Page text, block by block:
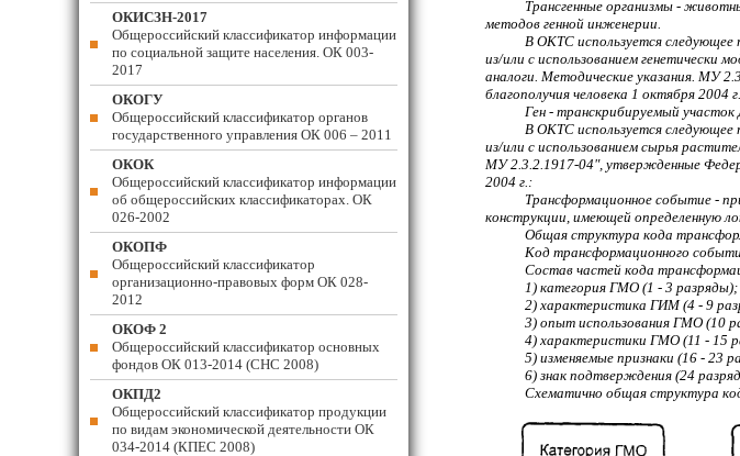
Трансгенные организмы -
методов генной инженерии.
В ОКТС используется следующее
из/или с использованием генетически
аналоги. Методические указания. МУ
благополучия человека 1 октября 2004
Ген - транскрибируемый
В ОКТС используется следующее
из/или с использованием сырья
МУ 2.3.2.1917-04", утвержденные
2004 г.:
Трансформационное событие -
конструкции, имеющей определенную
Общая структура кода
Код трансформационного
Состав частей кода
1) категория ГМО (1 - 3 разряды);
2) характеристика ГИМ (4 - 9
3) опыт использования ГМО (10
4) характеристики ГМО (11 - 15
5) изменяемые признаки (16 - 23
6) знак подтверждения (24
Схематично общая структура
ОКИСЗН-2017
Общероссийский классификатор информации
по социальной защите населения. ОК 003-
2017
ОКОГУ
Общероссийский классификатор органов
государственного управления ОК 006 – 2011
ОКОК
Общероссийский классификатор информации
об общероссийских классификаторах. ОК
026-2002
ОКОПФ
Общероссийский классификатор
организационно-правовых форм ОК 028-
2012
ОКОФ 2
Общероссийский классификатор основных
фондов ОК 013-2014 (СНС 2008)
ОКПД2
Общероссийский классификатор продукции
по видам экономической деятельности ОК
034-2014 (КПЕС 2008)